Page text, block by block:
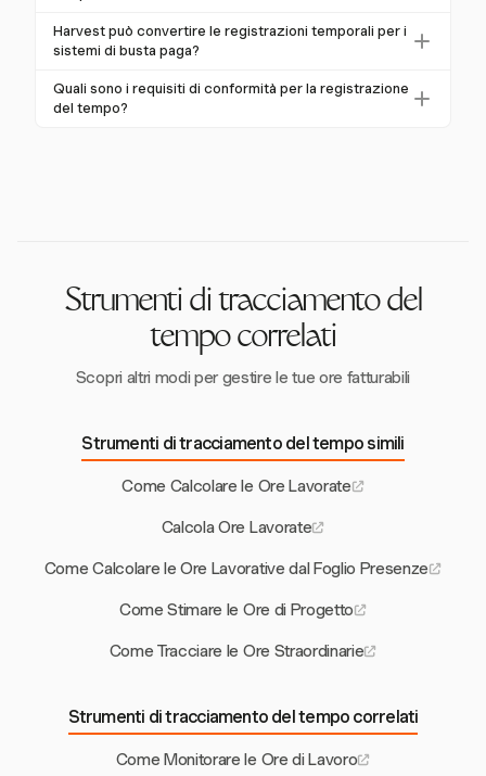
integrandosi con i sistemi di busta paga.
Harvest ti consente di tracciare automaticamente sia
le pause retribuite che quelle non retribuite,
la conformità alle leggi sul lavoro.
Harvest può convertire le registrazioni temporali per i
sistemi di busta paga?
Sì, Harvest può convertire le registrazioni temporali
dal formato HH:MM a ore decimali, facilitando
Quali sono i requisiti di conformità per la registrazione
del tempo?
Strumenti di tracciamento del
tempo correlati
Scopri altri modi per gestire le tue ore fatturabili
Strumenti di tracciamento del tempo simili
Come Calcolare le Ore Lavorate
Calcola Ore Lavorate
Come Calcolare le Ore Lavorative dal Foglio Presenze
Come Stimare le Ore di Progetto
Come Tracciare le Ore Straordinarie
Strumenti di tracciamento del tempo correlati
Come Monitorare le Ore di Lavoro